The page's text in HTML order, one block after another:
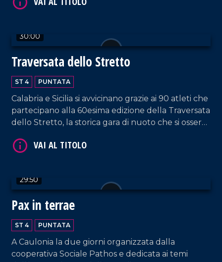
30:00
Traversata dello Stretto
ST 4 PUNTATA
Calabria e Sicilia si avvicinano grazie ai 90 atleti che
partecipano alla 60esima edizione della Traversata
dello Stretto, la storica gara di nuoto che si osserva
29:50
Pax in terrae
ST 4 PUNTATA
A Caulonia la due giorni organizzata dalla
cooperativa Sociale Pathos e dedicata ai temi
VAI AL TITOLO
VAI AL TITOLO